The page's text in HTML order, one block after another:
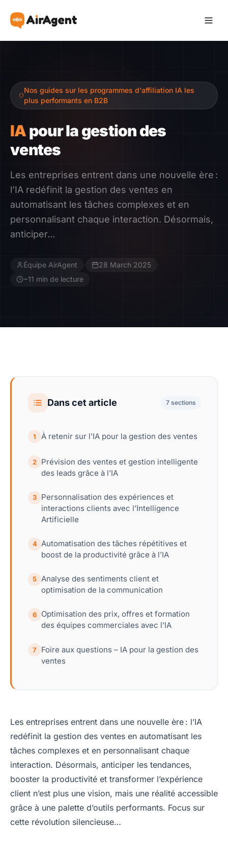
Recommander
Gagner
Ressources
Témoignages
Guide
Nos guides sur les programmes d'affiliation IA les
plus performants en B2B
IApour la gestion des
ventes
Les entreprises entrent dans une nouvelle ère :
l’IA redéfinit la gestion des ventes en
automatisant les tâches complexes et en
personnalisant chaque interaction. Désormais,
anticiper...
Équipe AirAgent · 28 March 2025
·
~11 min de lecture
Dans cet article 7 sections
1 À retenir sur l’IA pour la gestion des ventes
2
Prévision des ventes et gestion intelligente
des leads grâce à l’IA
3
Personnalisation des expériences et
interactions clients avec l’Intelligence
Artificielle
4 Automatisation des tâches répétitives et
boost de la productivité grâce à l’IA
5 Analyse des sentiments client et
optimisation de la communication
6
Optimisation des prix, offres et formation
des équipes commerciales avec l’IA
7
Foire aux questions – IA pour la gestion des
ventes
Les entreprises entrent dans une nouvelle ère : l’IA
redéfinit la gestion des ventes en automatisant les
tâches complexes et en personnalisant chaque
interaction. Désormais, anticiper les tendances,
booster la productivité et transformer l’expérience
client n’est plus une vision, mais une réalité accessible
grâce à une palette d’outils performants. Focus sur
cette révolution silencieuse…